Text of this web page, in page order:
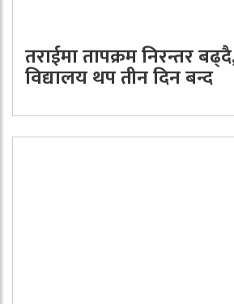
तराईमा तापक्रम निरन्तर
विद्यालय थप तीन दिन बन्द